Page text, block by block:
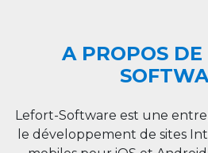
A PROPOS DE
Lefort-Software est une
le développement de sites